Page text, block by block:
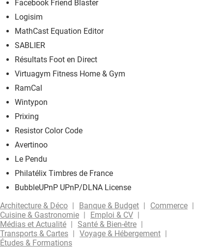
Facebook Friend Blaster
Logisim
MathCast Equation Editor
SABLIER
Résultats Foot en Direct
Virtuagym Fitness Home & Gym
RamCal
Wintypon
Prixing
Resistor Color Code
Avertinoo
Le Pendu
Philatélix Timbres de France
BubbleUPnP UPnP/DLNA License
Architecture & Déco
Banque & Budget
Commerce
Cuisine & Gastronomie
Emploi & CV
Médias et Actualité
Santé & Bien-être
Transports & Cartes
Voyage & Hébergement
Études & Formations